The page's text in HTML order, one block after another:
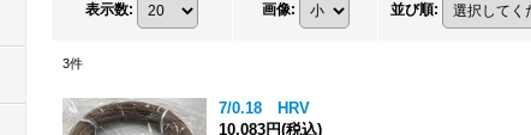
表示数: 画像: 並び順:
3件
7/0.18 HRV
10,083円(税込)